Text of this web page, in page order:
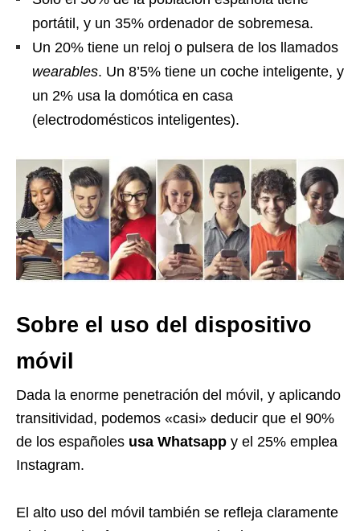
portátil, y un 35% ordenador de sobremesa.
Un 20% tiene un reloj o pulsera de los llamados
wearables. Un 8’5% tiene un coche inteligente, y
un 2% usa la domótica en casa
(electrodomésticos inteligentes).
Sobre el uso del dispositivo
móvil
Dada la enorme penetración del móvil, y aplicando
transitividad, podemos «casi» deducir que el 90%
de los españoles usa Whatsapp y el 25% emplea
Instagram.
El alto uso del móvil también se refleja claramente